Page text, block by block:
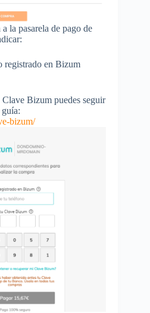
la pasarela de pago de
registrado en Bizum
Bizum puedes seguir
guía:
bizum/